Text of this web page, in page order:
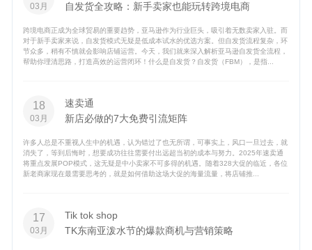
03月
自发货全攻略：新手卖家也能玩转跨境电商
跨境电商正成为全球贸易的重要趋势，亚马逊作为行业巨头，吸引着无数卖家入驻。而
对于新手卖家来说，自发货模式无疑是低成本试水的优选方案。但自发货流程复杂，环
节众多，稍有不慎就会影响店铺运营。今天，我们就来深入解析亚马逊自发货全流程，
帮助你理清思路，打造高效的运营闭环！什么是自发货？自发货（FBM），是指...
18
03月
速卖通
新店必做的7大免费引流矩阵
许多人总是不重视人生中的机遇，认为错过了也无所谓，可事实上，风口一旦过去，就
消失了，等到后悔时，想要成功往往需要付出远超当初的成本与努力。2025年速卖通
将重点发展POP模式，这无疑是中小卖家不可多得的机遇。随着328大促的临近，各位
新老商家现在最需要思考的，就是如何借助这场大促的海量流量，将店铺推...
17
03月
Tik tok shop
TK东南亚泼水节的爆款商机与营销策略